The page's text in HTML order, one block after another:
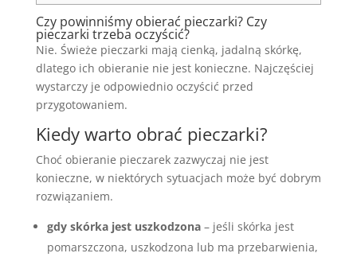
Czy powinniśmy obierać pieczarki? Czy
pieczarki trzeba oczyścić?
Nie. Świeże pieczarki mają cienką, jadalną skórkę,
dlatego ich obieranie nie jest konieczne. Najczęściej
wystarczy je odpowiednio oczyścić przed
przygotowaniem.
Kiedy warto obrać pieczarki?
Choć obieranie pieczarek zazwyczaj nie jest
konieczne, w niektórych sytuacjach może być dobrym
rozwiązaniem.
gdy skórka jest uszkodzona – jeśli skórka jest
pomarszczona, uszkodzona lub ma przebarwienia,